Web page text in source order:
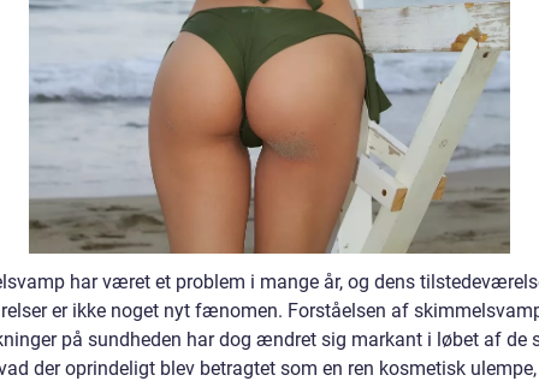
har været et problem i mange år, og dens
er ikke noget nyt fænomen. Forståelsen af
på sundheden har dog ændret sig markant i løbet af de
der oprindeligt blev betragtet som en ren kosmetisk